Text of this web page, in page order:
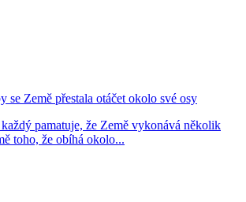
se Země přestala otáčet okolo své osy
pamatuje, že Země vykonává několik
toho, že obíhá okolo...